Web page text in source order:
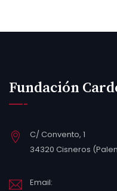
Fundación
C/ Convento, 1
34320 Cisneros
Email: